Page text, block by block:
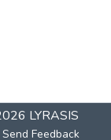
LYRASIS
Send Feedback